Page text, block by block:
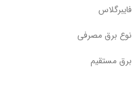
فایبرگلاس
نوع برق مصرفی
برق مستقیم